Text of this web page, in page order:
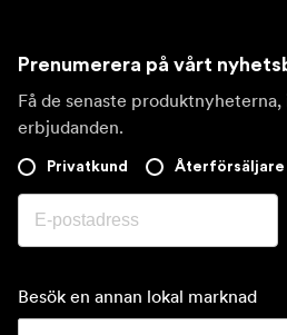
Prenumerera på vårt
Få de senaste
erbjudanden.
Privatkund Återförsäljare
Besök en annan lokal marknad